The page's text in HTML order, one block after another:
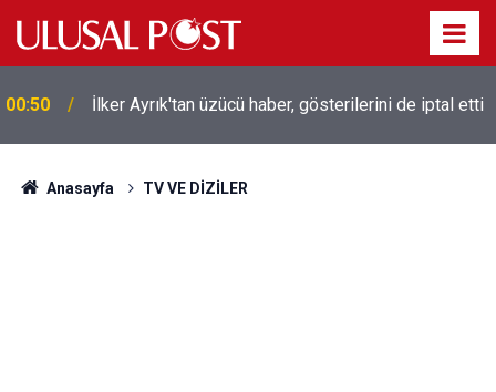
00:39
Liverpool efsanesi Mısırlı yıldız Mohamed Salah
Trabzonspor ile anlaştı! Yarın geliyor
Anasayfa TV VE DİZİLER